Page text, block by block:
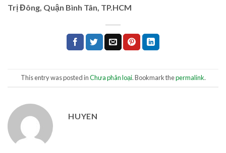
Trị Đông, Quận Bình Tân, TP.HCM
This entry was posted inChưa phân loại. Bookmark thepermalink.
HUYEN